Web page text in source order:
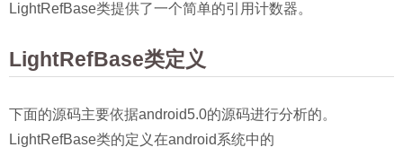
LightRefBase类提供了一个简单的引用计数器。
LightRefBase类定义
下面的源码主要依据android5.0的源码进行分析的。
LightRefBase类的定义在android系统中的